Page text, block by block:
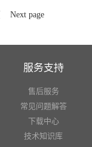
Next page
服务支持
售后服务
常见问题解答
下载中心
技术知识库